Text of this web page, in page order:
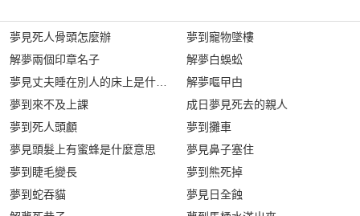
夢見死人骨頭怎麼辦
解夢兩個印章名子
夢見丈夫睡在別人的床上是什麼意思?
夢到來不及上課
夢到死人頭顱
夢見頭髮上有蜜蜂是什麼意思
夢到睫毛變長
夢到蛇吞貓
夢到寵物墜樓
解夢白蜈蚣
解夢嘔曱甴
成日夢見死去的親人
夢到攤車
夢見鼻子塞住
夢到熊死掉
夢見日全蝕